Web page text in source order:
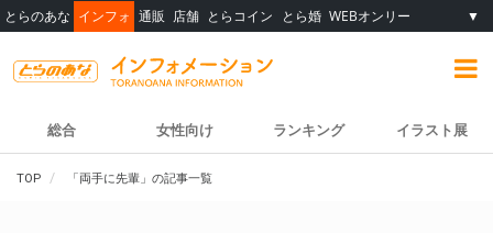
とらのあな インフォ 通販 店舗 とらコイン とら婚 WEBオンリー ▼
総合 女性向け ランキング イラスト展
TOP 「両手に先輩」の記事一覧